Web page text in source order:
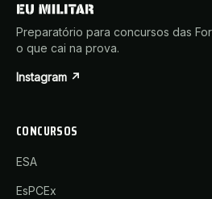
Preparatório para concursos das
o que cai na prova.
Instagram ↗
CONCURSOS
ESA
EsPCEx